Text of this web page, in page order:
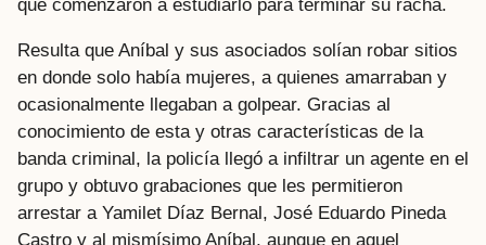
que comenzaron a estudiarlo para terminar su racha.
Resulta que Aníbal y sus asociados solían robar sitios
en donde solo había mujeres, a quienes amarraban y
ocasionalmente llegaban a golpear. Gracias al
conocimiento de esta y otras características de la
banda criminal, la policía llegó a infiltrar un agente en el
grupo y obtuvo grabaciones que les permitieron
arrestar a Yamilet Díaz Bernal, José Eduardo Pineda
Castro y al mismísimo Aníbal, aunque en aquel